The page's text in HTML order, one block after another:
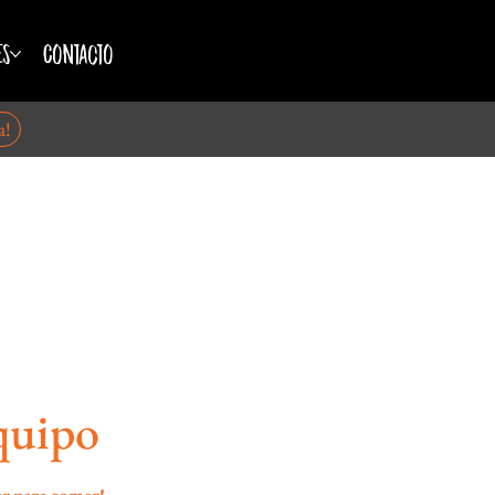
Contacto